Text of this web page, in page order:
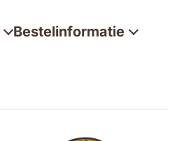
Bestelinformatie